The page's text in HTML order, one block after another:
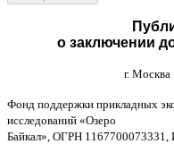
о заключении
г. Москва
Фонд поддержки прикладных
исследований «Озеро
Байкал», ОГРН 1167700073331,